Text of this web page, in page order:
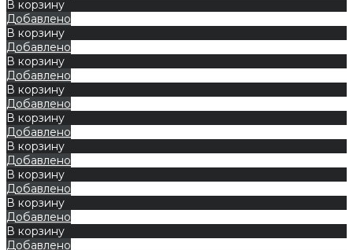
В корзину
Добавлено
В корзину
Добавлено
В корзину
Добавлено
В корзину
Добавлено
В корзину
Добавлено
В корзину
Добавлено
В корзину
Добавлено
В корзину
Добавлено
В корзину
Добавлено